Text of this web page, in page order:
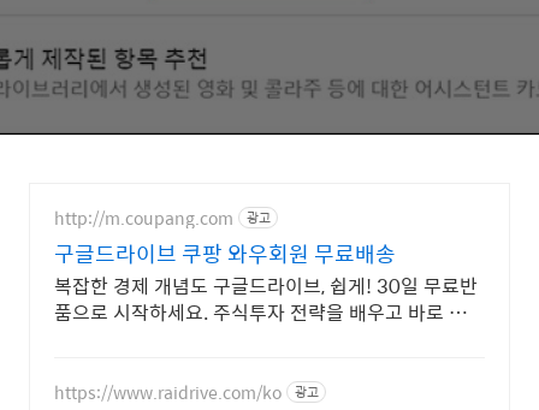
http://m.coupang.com 광고
구글드라이브 쿠팡 와우회원 무료배송
복잡한 경제 개념도 구글드라이브, 쉽게! 30일 무료반
품으로 시작하세요. 주식투자 전략을 배우고 바로 실
https://www.raidrive.com/ko 광고